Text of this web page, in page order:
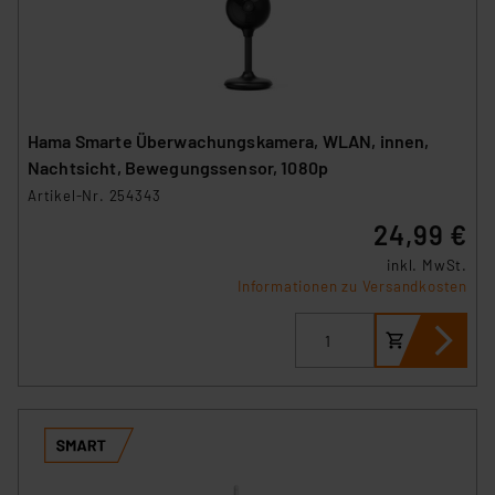
Hama Smarte Überwachungskamera, WLAN, innen,
Nachtsicht, Bewegungssensor, 1080p
Artikel-Nr. 254343
24,99 €
inkl. MwSt.
Informationen zu Versandkosten